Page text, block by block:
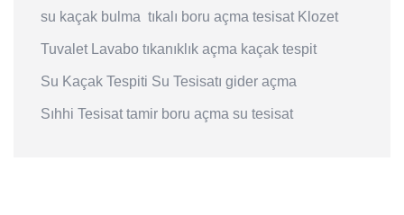
su kaçak bulma tıkalı boru açma tesisat Klozet
Tuvalet Lavabo tıkanıklık açma kaçak tespit
Su Kaçak Tespiti Su Tesisatı gider açma
Sıhhi Tesisat tamir boru açma su tesisat